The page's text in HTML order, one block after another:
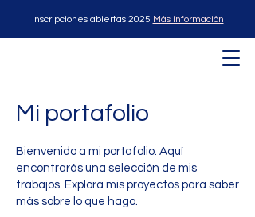
Inscripciones abiertas 2025 Más información
Mi portafolio
Bienvenido a mi portafolio. Aquí
encontrarás una selección de mis
trabajos. Explora mis proyectos para saber
más sobre lo que hago.